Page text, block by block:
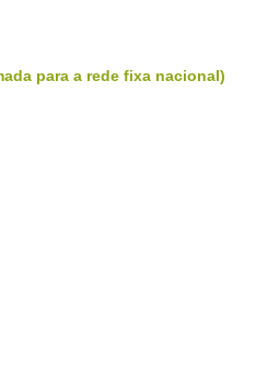
para a rede fixa nacional)